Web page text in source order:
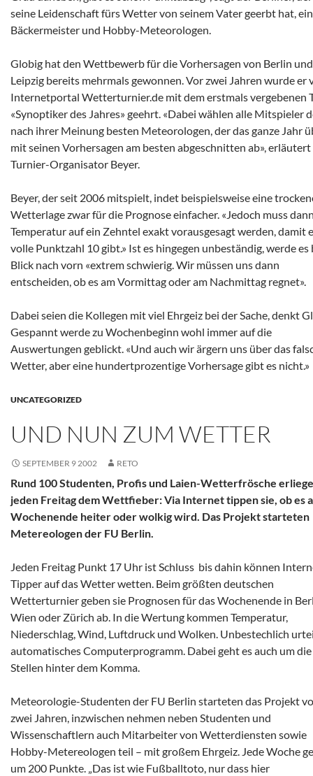
seine Leidenschaft fürs Wetter von seinem Vater geerbt hat,
Bäckermeister und Hobby-Meteorologen.
Globig hat den Wettbewerb für die Vorhersagen von Berlin und
Leipzig bereits mehrmals gewonnen. Vor zwei Jahren wurde er
Internetportal Wetterturnier.de mit dem erstmals vergebenen
«Synoptiker des Jahres» geehrt. «Dabei wählen alle Mitspieler
nach ihrer Meinung besten Meteorologen, der das ganze Jahr
mit seinen Vorhersagen am besten abgeschnitten ab», erläutert
Turnier-Organisator Beyer.
Beyer, der seit 2006 mitspielt, indet beispielsweise eine
Wetterlage zwar für die Prognose einfacher. «Jedoch muss
Temperatur auf ein Zehntel exakt vorausgesagt werden, damit
volle Punktzahl 10 gibt.» Ist es hingegen unbeständig, werde es
Blick nach vorn «extrem schwierig. Wir müssen uns dann
entscheiden, ob es am Vormittag oder am Nachmittag regnet».
Dabei seien die Kollegen mit viel Ehrgeiz bei der Sache, denkt
Gespannt werde zu Wochenbeginn wohl immer auf die
Auswertungen geblickt. «Und auch wir ärgern uns über das
Wetter, aber eine hundertprozentige Vorhersage gibt es nicht.»
UNCATEGORIZED
UND NUN ZUM WETTER
SEPTEMBER 9 2002 RETO
Rund 100 Studenten, Profis und Laien-Wetterfrösche
jeden Freitag dem Wettfieber: Via Internet tippen sie, ob es
Wochenende heiter oder wolkig wird. Das Projekt starteten
Metereologen der FU Berlin.
Jeden Freitag Punkt 17 Uhr ist Schluss ­ bis dahin können
Tipper auf das Wetter wetten. Beim größten deutschen
Wetterturnier geben sie Prognosen für das Wochenende in
Wien oder Zürich ab. In die Wertung kommen Temperatur,
Niederschlag, Wind, Luftdruck und Wolken. Unbestechlich
automatisches Computerprogramm. Dabei geht es auch um die
Stellen hinter dem Komma.
Meteorologie-Studenten der FU Berlin starteten das Projekt
zwei Jahren, inzwischen nehmen neben Studenten und
Wissenschaftlern auch Mitarbeiter von Wetterdiensten sowie
Hobby-Metereologen teil – mit großem Ehrgeiz. Jede Woche
um 200 Punkte. „Das ist wie Fußballtoto, nur dass hier